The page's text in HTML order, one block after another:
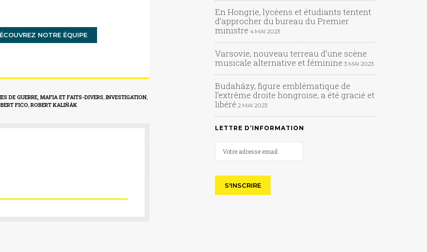
NOTRE ÉQUIPE
DE GUERRE, MAFIA ET FAITS-DIVERS,INVESTIGATION,
FICO,ROBERT KALIŇÁK
En Hongrie, lycéens et étudiants tentent
d’approcher du bureau du Premier
ministre 4 MAI 2023
Varsovie, nouveau terreau d’une scène
musicale alternative et féminine 3 MAI 2023
Budaházy, figure emblématique de
l’extrême droite hongroise, a été gracié et
libéré 2 MAI 2023
LETTRE D’INFORMATION